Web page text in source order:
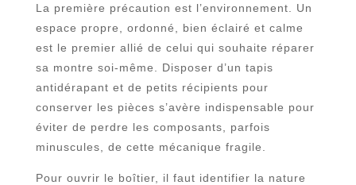
La première précaution est l’environnement. Un
espace propre, ordonné, bien éclairé et calme
est le premier allié de celui qui souhaite réparer
sa montre soi-même. Disposer d’un tapis
antidérapant et de petits récipients pour
conserver les pièces s’avère indispensable pour
éviter de perdre les composants, parfois
minuscules, de cette mécanique fragile.
Pour ouvrir le boîtier, il faut identifier la nature